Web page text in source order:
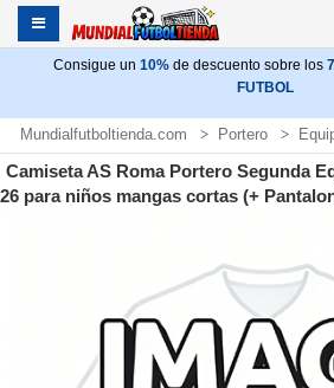
Consigue un 10% de descuento sobre los
FUTBOL
Mundialfutboltienda.com Portero
Camiseta AS Roma Portero Segunda
26 para niños mangas cortas (+